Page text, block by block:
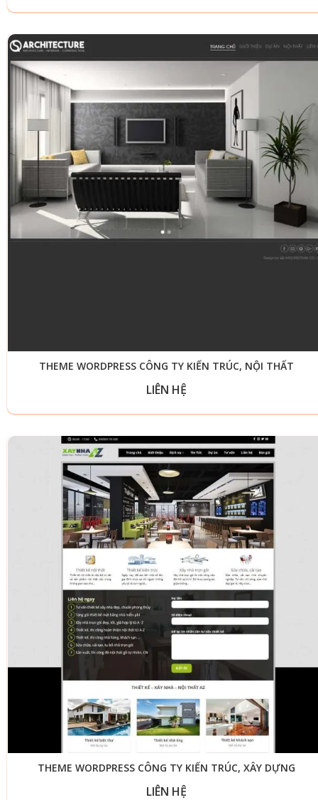
THEME WORDPRESS CÔNG TY KIẾN TRÚC, NỘI THẤT
LIÊN HỆ
THEME WORDPRESS CÔNG TY KIẾN TRÚC, XÂY DỰNG
LIÊN HỆ